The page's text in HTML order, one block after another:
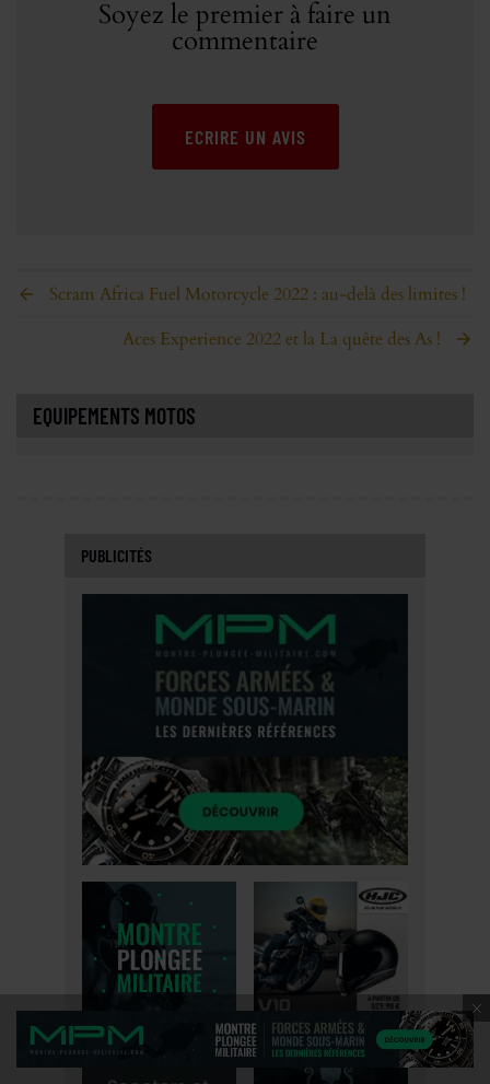
Soyez le premier à faire un
commentaire
ECRIRE UN AVIS
Scram Africa Fuel Motorcycle 2022 : au-delà des limites !
Aces Experience 2022 et la La quête des As !
EQUIPEMENTS MOTOS
PUBLICITÉS